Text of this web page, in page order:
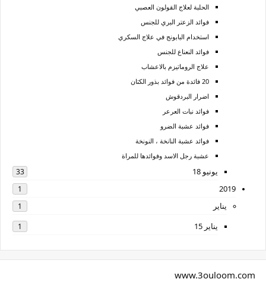
الحلبة لعلاج القولون العصبي
فوائد الزعتر البري للجنس
استخدام البابونج في علاج السكري
فوائد النعناع للجنس
علاج الروماتيزم بالاعشاب
20 فائدة من فوائد بذور الكتان
اضرار البردقوش
فوائد نبات العرعر
فوائد عشبة الضرو
فوائد عشبة النانخة ، النونخة
عشبة رجل الاسد وفوائدها للمراة
يونيو 18 33
2019
1
يناير 1
يناير 15 1
www.3ouloom.com